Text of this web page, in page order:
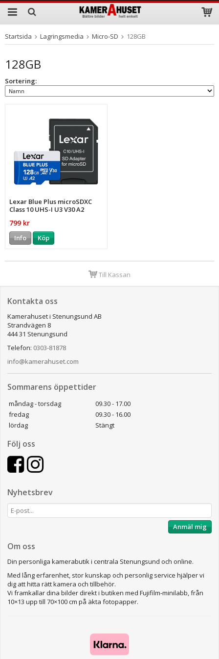
Produkten har blivit tillagd i varukorgen
Startsida Lagringsmedia Micro-SD 128GB
128GB
Sortering:
Lexar Blue Plus microSDXC
Class 10 UHS-I U3 V30 A2
799 kr
Info Köp
Till Kassan
Kontakta oss
Kamerahuset i Stenungsund AB
Strandvägen 8
444 31 Stenungsund
Telefon: 0303-81878
info@kamerahuset.com
Sommarens öppettider
måndag - torsdag
09.30 - 17.00
fredag
09.30 - 16.00
lördag
Stängt
Följ oss
Nyhetsbrev
Anmäl mig
Om oss
Din personliga kamerabutik i centrala Stenungsund och online.
Med lång erfarenhet, stor kunskap och personlig service hjälper vi
dig att hitta rätt kamera och tillbehör.
Vi framkallar dina bilder direkt i butiken med Fujifilm-minilabb, från
10×13 upp till 70×100 cm på äkta fotopapper.